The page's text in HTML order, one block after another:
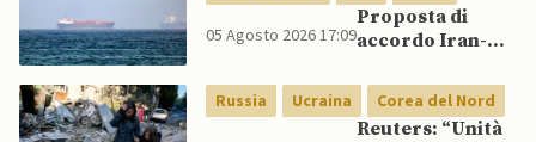
05 Agosto 2026 17:09
Proposta di
accordo Iran-
Teheran il
controllo del
traffico in
Russia Ucraina Corea del Nord
Reuters: “Unità